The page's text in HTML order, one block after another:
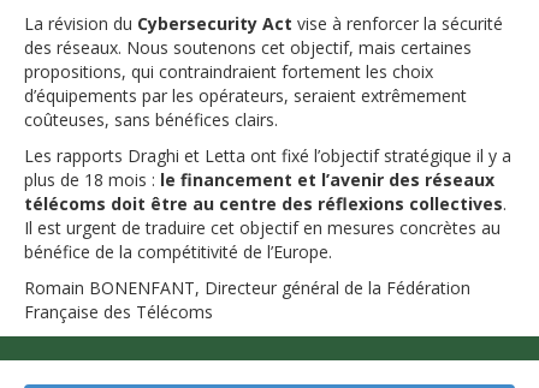
La révision du Cybersecurity Act vise à renforcer la sécurité
des réseaux. Nous soutenons cet objectif, mais certaines
propositions, qui contraindraient fortement les choix
d’équipements par les opérateurs, seraient extrêmement
coûteuses, sans bénéfices clairs.
Les rapports Draghi et Letta ont fixé l’objectif stratégique il y a
plus de 18 mois : le financement et l’avenir des réseaux
télécoms doit être au centre des réflexions collectives.
Il est urgent de traduire cet objectif en mesures concrètes au
bénéfice de la compétitivité de l’Europe.
Romain BONENFANT, Directeur général de la Fédération
Française des Télécoms